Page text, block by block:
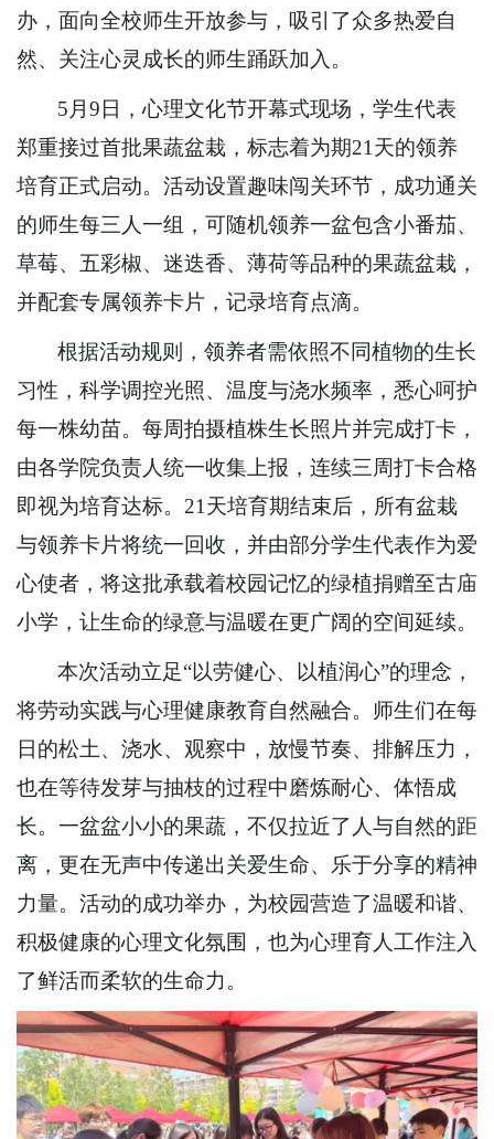
办，面向全校师生开放参与，吸引了众多热爱自
然、关注心灵成长的师生踊跃加入。
5月9日，心理文化节开幕式现场，学生代表
郑重接过首批果蔬盆栽，标志着为期21天的领养
培育正式启动。活动设置趣味闯关环节，成功通关
的师生每三人一组，可随机领养一盆包含小番茄、
草莓、五彩椒、迷迭香、薄荷等品种的果蔬盆栽，
并配套专属领养卡片，记录培育点滴。
根据活动规则，领养者需依照不同植物的生长
习性，科学调控光照、温度与浇水频率，悉心呵护
每一株幼苗。每周拍摄植株生长照片并完成打卡，
由各学院负责人统一收集上报，连续三周打卡合格
即视为培育达标。21天培育期结束后，所有盆栽
与领养卡片将统一回收，并由部分学生代表作为爱
心使者，将这批承载着校园记忆的绿植捐赠至古庙
小学，让生命的绿意与温暖在更广阔的空间延续。
本次活动立足“以劳健心、以植润心”的理念，
将劳动实践与心理健康教育自然融合。师生们在每
日的松土、浇水、观察中，放慢节奏、排解压力，
也在等待发芽与抽枝的过程中磨炼耐心、体悟成
长。一盆盆小小的果蔬，不仅拉近了人与自然的距
离，更在无声中传递出关爱生命、乐于分享的精神
力量。活动的成功举办，为校园营造了温暖和谐、
积极健康的心理文化氛围，也为心理育人工作注入
了鲜活而柔软的生命力。